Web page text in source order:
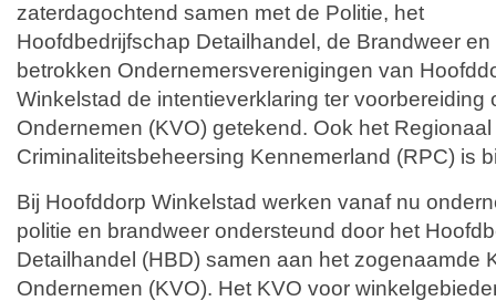
zaterdagochtend samen met de Politie, het
Hoofdbedrijfschap Detailhandel, de Brandweer en
betrokken Ondernemersverenigingen van
Winkelstad de intentieverklaring ter voorbereiding
Ondernemen (KVO) getekend. Ook het Regionaal
Criminaliteitsbeheersing Kennemerland (RPC) is
Bij Hoofddorp Winkelstad werken vanaf nu
politie en brandweer ondersteund door het
Detailhandel (HBD) samen aan het zogenaamde
Ondernemen (KVO). Het KVO voor